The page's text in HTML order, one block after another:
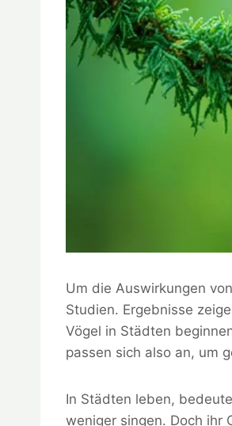
Um die Auswirkungen
Studien. Ergebnisse
Vögel in Städten
passen sich also an, um
In Städten leben,
weniger singen. Doch ihr